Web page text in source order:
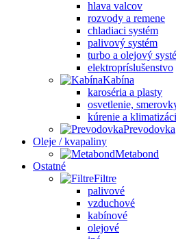
hlava valcov
rozvody a remene
chladiaci systém
palivový systém
turbo a olejový
elektropríslušenstvo
Kabína
karoséria a plasty
osvetlenie,
kúrenie a
Prevodovka
Oleje / kvapaliny
Metabond
Ostatné
Filtre
palivové
vzduchové
kabínové
olejové